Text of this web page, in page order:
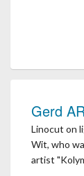
Gerd
Linocut on
Wit, who
artist